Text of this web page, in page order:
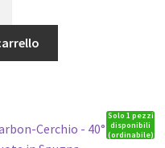
Solo 1 pezzi
disponibili
(ordinabile)